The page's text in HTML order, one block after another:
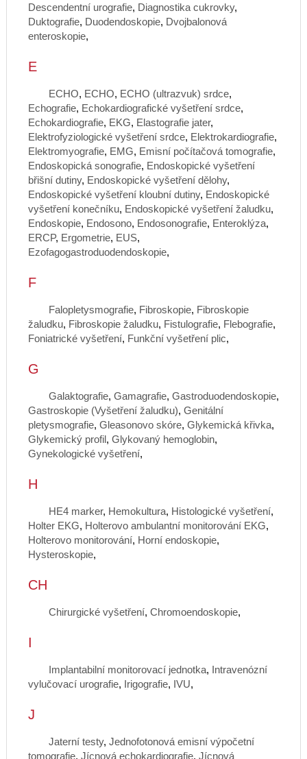
Descendentní urografie, Diagnostika cukrovky,
Duktografie, Duodendoskopie, Dvojbalonová
enteroskopie,
E
ECHO, ECHO, ECHO (ultrazvuk) srdce,
Echografie, Echokardiografické vyšetření srdce,
Echokardiografie, EKG, Elastografie jater,
Elektrofyziologické vyšetření srdce, Elektrokardiografie,
Elektromyografie, EMG, Emisní počítačová tomografie,
Endoskopická sonografie, Endoskopické vyšetření
břišní dutiny, Endoskopické vyšetření dělohy,
Endoskopické vyšetření kloubní dutiny, Endoskopické
vyšetření konečníku, Endoskopické vyšetření žaludku,
Endoskopie, Endosono, Endosonografie, Enteroklýza,
ERCP, Ergometrie, EUS,
Ezofagogastroduodendoskopie,
F
Falopletysmografie, Fibroskopie, Fibroskopie
žaludku, Fibroskopie žaludku, Fistulografie, Flebografie,
Foniatrické vyšetření, Funkční vyšetření plic,
G
Galaktografie, Gamagrafie, Gastroduodendoskopie,
Gastroskopie (Vyšetření žaludku), Genitální
pletysmografie, Gleasonovo skóre, Glykemická křivka,
Glykemický profil, Glykovaný hemoglobin,
Gynekologické vyšetření,
H
HE4 marker, Hemokultura, Histologické vyšetření,
Holter EKG, Holterovo ambulantní monitorování EKG,
Holterovo monitorování, Horní endoskopie,
Hysteroskopie,
CH
Chirurgické vyšetření, Chromoendoskopie,
I
Implantabilní monitorovací jednotka, Intravenózní
vylučovací urografie, Irigografie, IVU,
J
Jaterní testy, Jednofotonová emisní výpočetní
tomografie, Jícnová echokardiografie, Jícnová